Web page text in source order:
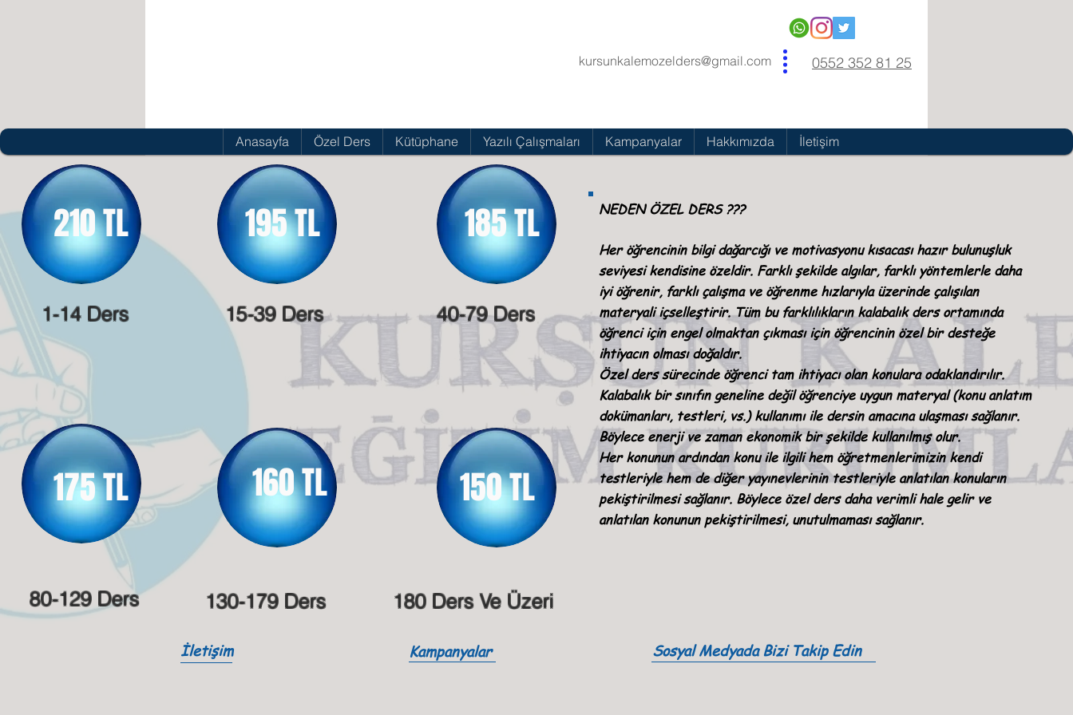
kursunkalemozelders@gmail.com 0552 352 81 25
Anasayfa Özel Ders Kütüphane Yazılı Çalışmaları Kampanyalar Hakkımızda İletişim
210 TL
1-14 Ders
175 TL
80-129 Ders
195 TL
15-39 Ders
160 TL
130-179 Ders
185 TL
40-79 Ders
150 TL
NEDEN ÖZEL DERS ???
Her öğrencinin bilgi dağarcığı ve motivasyonu kısacası hazır bulunuşluk
seviyesi kendisine özeldir. Farklı şekilde algılar, farklı yöntemlerle daha
iyi öğrenir, farklı çalışma ve öğrenme hızlarıyla üzerinde çalışılan
materyali içselleştirir. Tüm bu farklılıkların kalabalık ders ortamında
öğrenci için engel olmaktan çıkması için öğrencinin özel bir desteğe
ihtiyacın olması doğaldır.
Özel ders sürecinde öğrenci tam ihtiyacı olan konulara odaklandırılır.
Kalabalık bir sınıfın geneline değil öğrenciye uygun materyal (konu anlatım
dokümanları, testleri, vs.) kullanımı ile dersin amacına ulaşması sağlanır.
Böylece enerji ve zaman ekonomik bir şekilde kullanılmış olur.
Her konunun ardından konu ile ilgili hem öğretmenlerimizin kendi
testleriyle hem de diğer yayınevlerinin testleriyle anlatılan konuların
pekiştirilmesi sağlanır. Böylece özel ders daha verimli hale gelir ve
anlatılan konunun pekiştirilmesi, unutulmaması sağlanır.
180 Ders Ve Üzeri
İletişim Sosyal Medyada Bizi Takip Edin
Kampanyalar